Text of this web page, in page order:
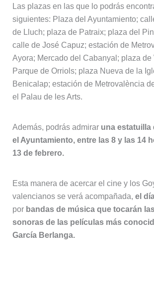
Las plazas en las que lo podrás
siguientes: Plaza del Ayuntamiento;
de Lluch; plaza de Patraix; plaza del
calle de José Capuz; estación de
Ayora; Mercado del Cabanyal; plaza de
Parque de Orriols; plaza Nueva de la
Benicalap; estación de Metrovalència
el Palau de les Arts.
Además, podrás admirar una estatuilla
el Ayuntamiento, entre las 8 y las 14
13 de febrero.
Esta manera de acercar el cine y los
valencianos se verá acompañada, el
por bandas de música que tocarán
sonoras de las películas más
García Berlanga.